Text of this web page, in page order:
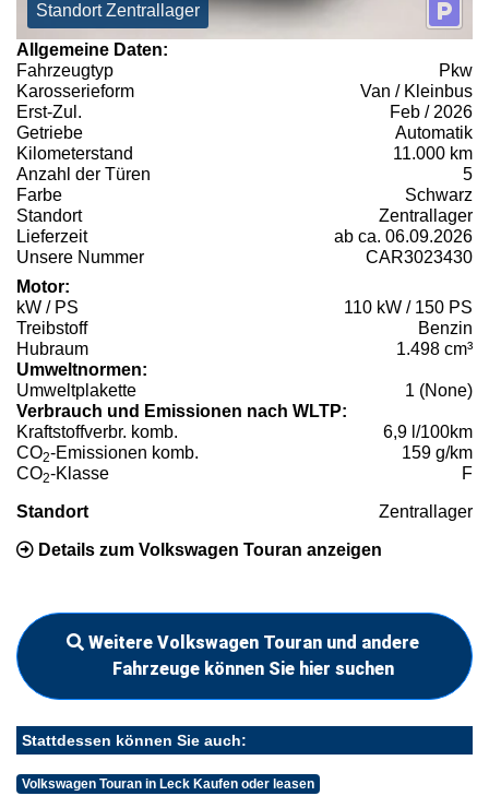
Standort Zentrallager
Allgemeine Daten:
Fahrzeugtyp
Pkw
Karosserieform
Van / Kleinbus
Erst-Zul.
Feb / 2026
Getriebe
Automatik
Kilometerstand
11.000 km
Anzahl der Türen
5
Farbe
Schwarz
Standort
Zentrallager
Lieferzeit
ab ca. 06.09.2026
Unsere Nummer
CAR3023430
Motor:
kW / PS
110 kW / 150 PS
Treibstoff
Benzin
Hubraum
1.498 cm³
Umweltnormen:
Umweltplakette
1 (None)
Verbrauch und Emissionen nach WLTP:
Kraftstoffverbr. komb.
6,9 l/100km
CO2-Emissionen komb.
159 g/km
CO2-Klasse F
Standort Zentrallager
Details zum Volkswagen Touran anzeigen
Weitere Volkswagen Touran und andere
Fahrzeuge können Sie hier suchen
Stattdessen können Sie auch:
Volkswagen Touran in Leck Kaufen oder leasen